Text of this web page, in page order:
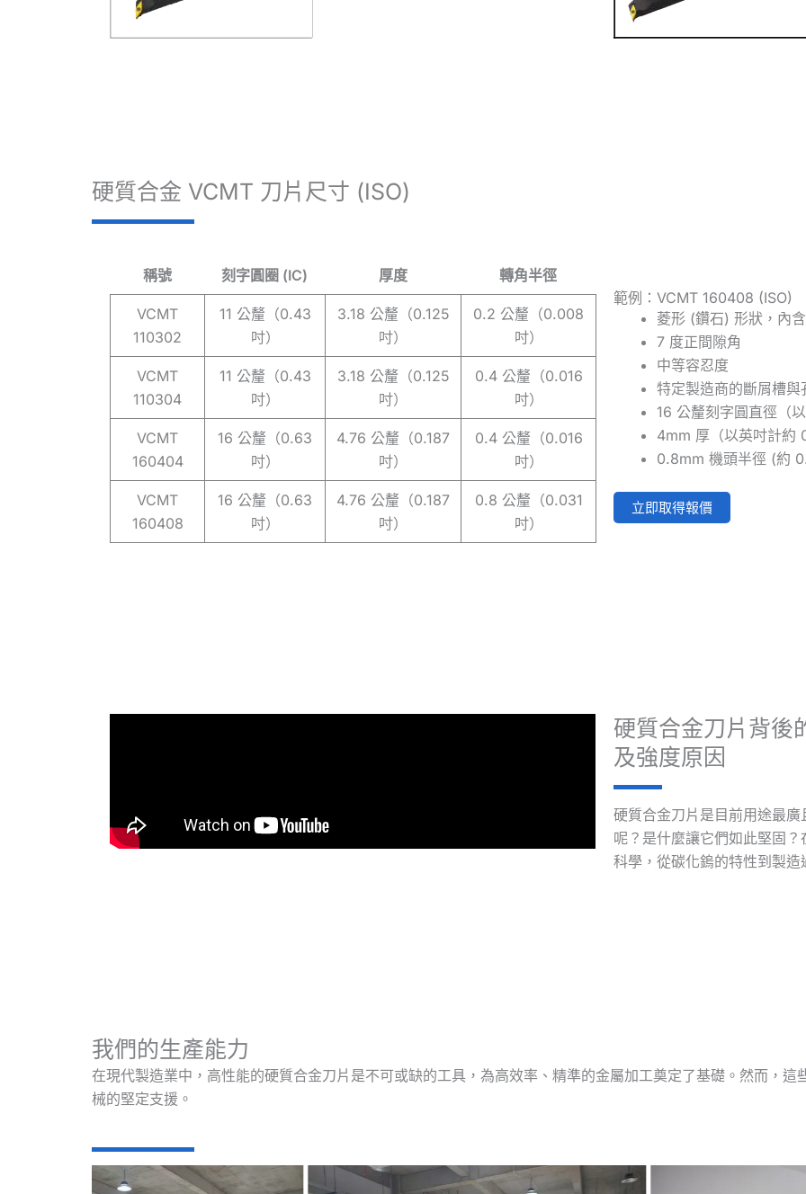
硬質合金 VCMT 刀片尺寸 (ISO)
稱號 刻字圓圈 (IC) 厚度 轉角半徑
VCMT
110302
11 公釐（0.43
吋）
3.18 公釐（0.125
吋）
0.2 公釐（0.008
吋）
VCMT
110304
11 公釐（0.43
吋）
3.18 公釐（0.125
吋）
0.4 公釐（0.016
吋）
VCMT
160404
16 公釐（0.63
吋）
4.76 公釐（0.187
吋）
0.4 公釐（0.016
吋）
VCMT
160408
16 公釐（0.63
吋）
4.76 公釐（0.187
吋）
0.8 公釐（0.031
吋）
範例：VCMT 160408 (ISO)
菱形 (鑽石) 形狀，內
7 度正間隙角
中等容忍度
特定製造商的斷屑槽與
16 公釐刻字圓直徑（
4mm 厚（以英吋計約
0.8mm 機頭半徑 (約
立即取得報價
硬質合金刀片背後
及強度原因
硬質合金刀片是目前用途最
呢？是什麼讓它們如此堅固
科學，從碳化鎢的特性到製造
我們的生產能力
在現代製造業中，高性能的硬質合金刀片是不可或缺的工具，為高效率、精準的金屬加工奠定了基礎。然而，
械的堅定支援。